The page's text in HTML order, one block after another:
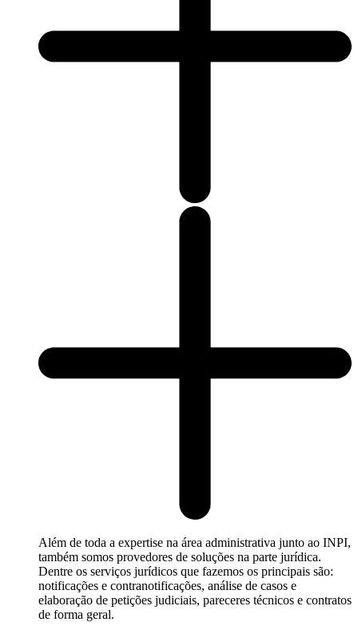
Além de toda a expertise na área administrativa junto ao INPI,
também somos provedores de soluções na parte jurídica.
Dentre os serviços jurídicos que fazemos os principais são:
notificações e contranotificações, análise de casos e
elaboração de petições judiciais, pareceres técnicos e contratos
de forma geral.